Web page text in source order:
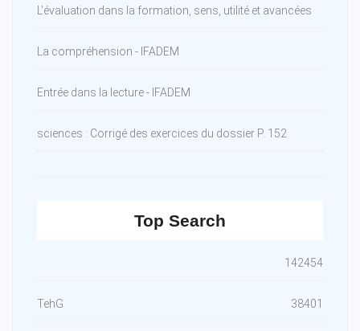
L'évaluation dans la formation, sens, utilité et avancées
La compréhension - IFADEM
Entrée dans la lecture - IFADEM
sciences : Corrigé des exercices du dossier P. 152
Top Search
142454
TehG 38401